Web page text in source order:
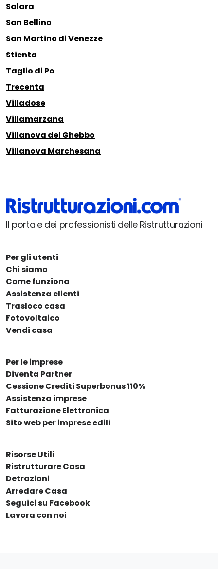
Salara
San Bellino
San Martino di Venezze
Stienta
Taglio di Po
Trecenta
Villadose
Villamarzana
Villanova del Ghebbo
Villanova Marchesana
Il portale dei professionisti delle Ristrutturazioni
Per gli utenti
Chi siamo
Come funziona
Assistenza clienti
Trasloco casa
Fotovoltaico
Vendi casa
Per le imprese
Diventa Partner
Cessione Crediti Superbonus 110%
Assistenza imprese
Fatturazione Elettronica
Sito web per imprese edili
Risorse Utili
Ristrutturare Casa
Detrazioni
Arredare Casa
Seguici su Facebook
Lavora con noi